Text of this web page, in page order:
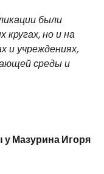
были
кругах, но и на
и учреждениях,
среды и
у Мазурина Игоря